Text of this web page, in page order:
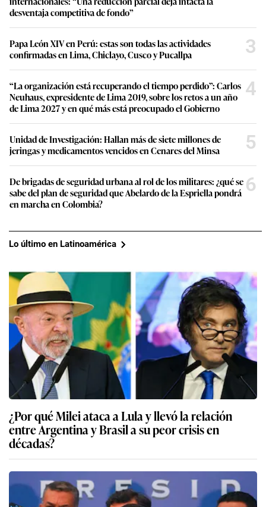
desventaja competitiva de fondo”
Papa León XIV en Perú: estas son todas las actividades
confirmadas en Lima, Chiclayo, Cusco y Pucallpa
3
“La organización está recuperando el tiempo perdido”: Carlos
Neuhaus, expresidente de Lima 2019, sobre los retos a un año
de Lima 2027 y en qué más está preocupado el Gobierno
4
Unidad de Investigación: Hallan más de siete millones de
jeringas y medicamentos vencidos en Cenares del Minsa
5
De brigadas de seguridad urbana al rol de los militares: ¿qué se
sabe del plan de seguridad que Abelardo de la Espriella pondrá
en marcha en Colombia?
6
Lo último en Latinoamérica
¿Por qué Milei ataca a Lula y llevó la relación
entre Argentina y Brasil a su peor crisis en
décadas?